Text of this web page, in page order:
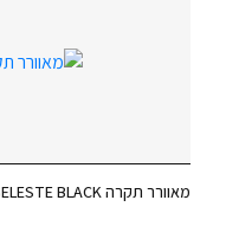
מאוורר תקרה SELESTE BLACK